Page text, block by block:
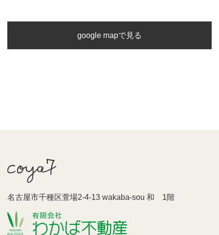
google mapで見る
名古屋市千種区萱場2-4-13 wakaba-sou 和 1階